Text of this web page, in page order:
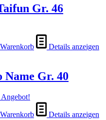
Gr. 46
Details anzeigen
Name Gr. 40
ist:
Angebot!
Details anzeigen